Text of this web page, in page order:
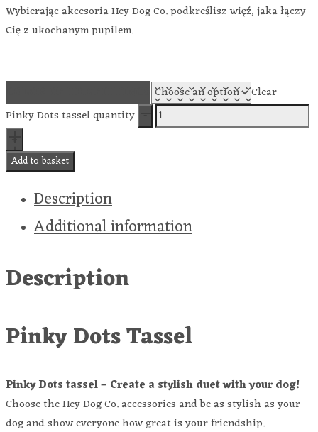
Wybierając akcesoria Hey Dog Co. podkreślisz więź, jaka łączy
Cię z ukochanym pupilem.
Clear
Pinky Dots tassel quantity
Add to basket
Description
Additional information
Description
Pinky Dots Tassel
Pinky Dots tassel – Create a stylish duet with your dog!
Choose the Hey Dog Co. accessories and be as stylish as your
dog and show everyone how great is your friendship.